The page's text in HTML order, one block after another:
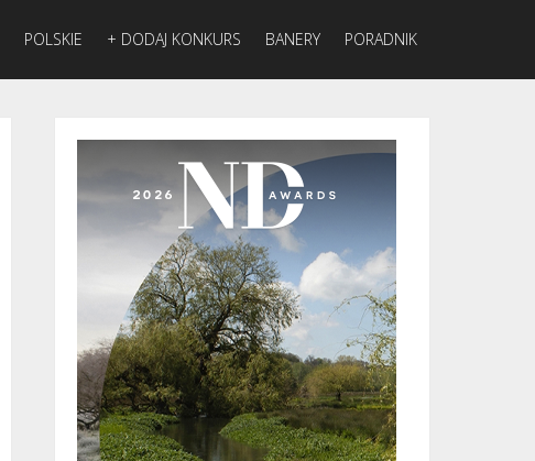
POLSKIE + DODAJ KONKURS BANERY PORADNIK